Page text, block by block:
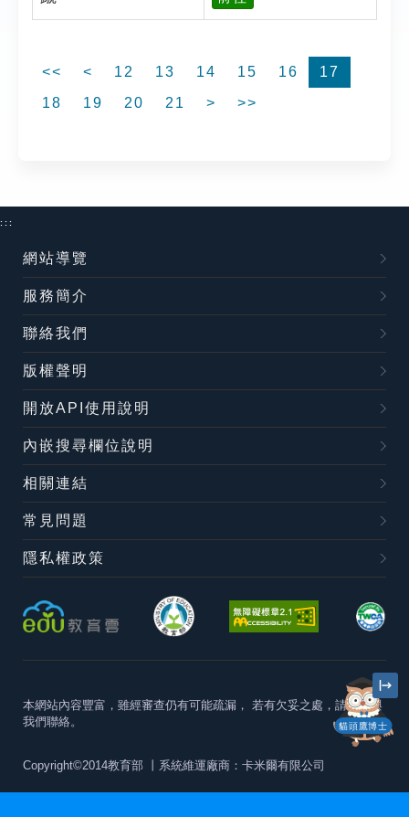
<< < 12 13 14 15 16
17
18
19 20 21 > >>
貓頭鷹博士
:::
網站導覽
服務簡介
聯絡我們
版權聲明
開放API使用說明
內嵌搜尋欄位說明
相關連結
常見問題
隱私權政策
本網站內容豐富，雖經審查仍有可能疏漏， 若有欠妥之處，請隨時與
我們聯絡。
Copyright©2014教育部 丨系統維運廠商：卡米爾有限公司